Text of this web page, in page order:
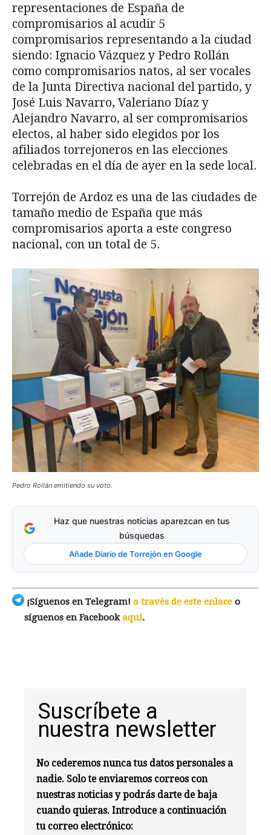
representaciones de España de
compromisarios al acudir 5
compromisarios representando a la ciudad
siendo: Ignacio Vázquez y Pedro Rollán
como compromisarios natos, al ser vocales
de la Junta Directiva nacional del partido, y
José Luis Navarro, Valeriano Díaz y
Alejandro Navarro, al ser compromisarios
electos, al haber sido elegidos por los
afiliados torrejoneros en las elecciones
celebradas en el día de ayer en la sede local.
Torrejón de Ardoz es una de las ciudades de
tamaño medio de España que más
compromisarios aporta a este congreso
nacional, con un total de 5.
Pedro Rollán emitiendo su voto.
Haz que nuestras noticias aparezcan en tus
búsquedas
Añade Diario de Torrejón en Google
¡Síguenos en Telegram! a través de este enlace o
síguenos en Facebookaquí.
Suscríbete a
nuestra newsletter
No cederemos nunca tus datos personales a
nadie. Solo te enviaremos correos con
nuestras noticias y podrás darte de baja
cuando quieras. Introduce a continuación
tu correo electrónico: